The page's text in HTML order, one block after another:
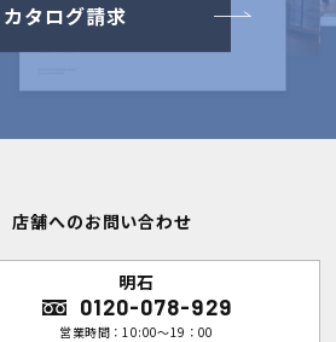
カタログ請求
店舗へのお問い合わせ
明石
0120-078-929
営業時間：10:00～19：00